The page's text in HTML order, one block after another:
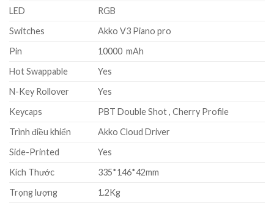
LED
RGB
Switches
Akko V3 Piano pro
Pin
10000 mAh
Hot Swappable
Yes
N-Key Rollover
Yes
Keycaps
PBT Double Shot , Cherry Profile
Trình điều khiển
Akko Cloud Driver
Side-Printed
Yes
Kích Thước
335*146*42mm
Trọng lượng
1.2Kg